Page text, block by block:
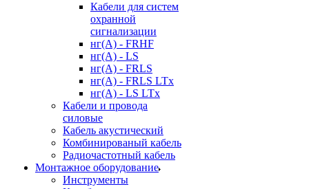
Кабели для систем
охранной
сигнализации
нг(A) - FRHF
нг(A) - LS
нг(А) - FRLS
нг(А) - FRLS LTx
нг(А) - LS LTx
Кабели и провода
силовые
Кабель акустический
Комбинированый кабель
Радиочастотный кабель
Монтажное оборудование
Инструменты